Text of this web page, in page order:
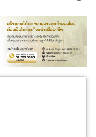
ตัวแทนจัดจำหน่าย